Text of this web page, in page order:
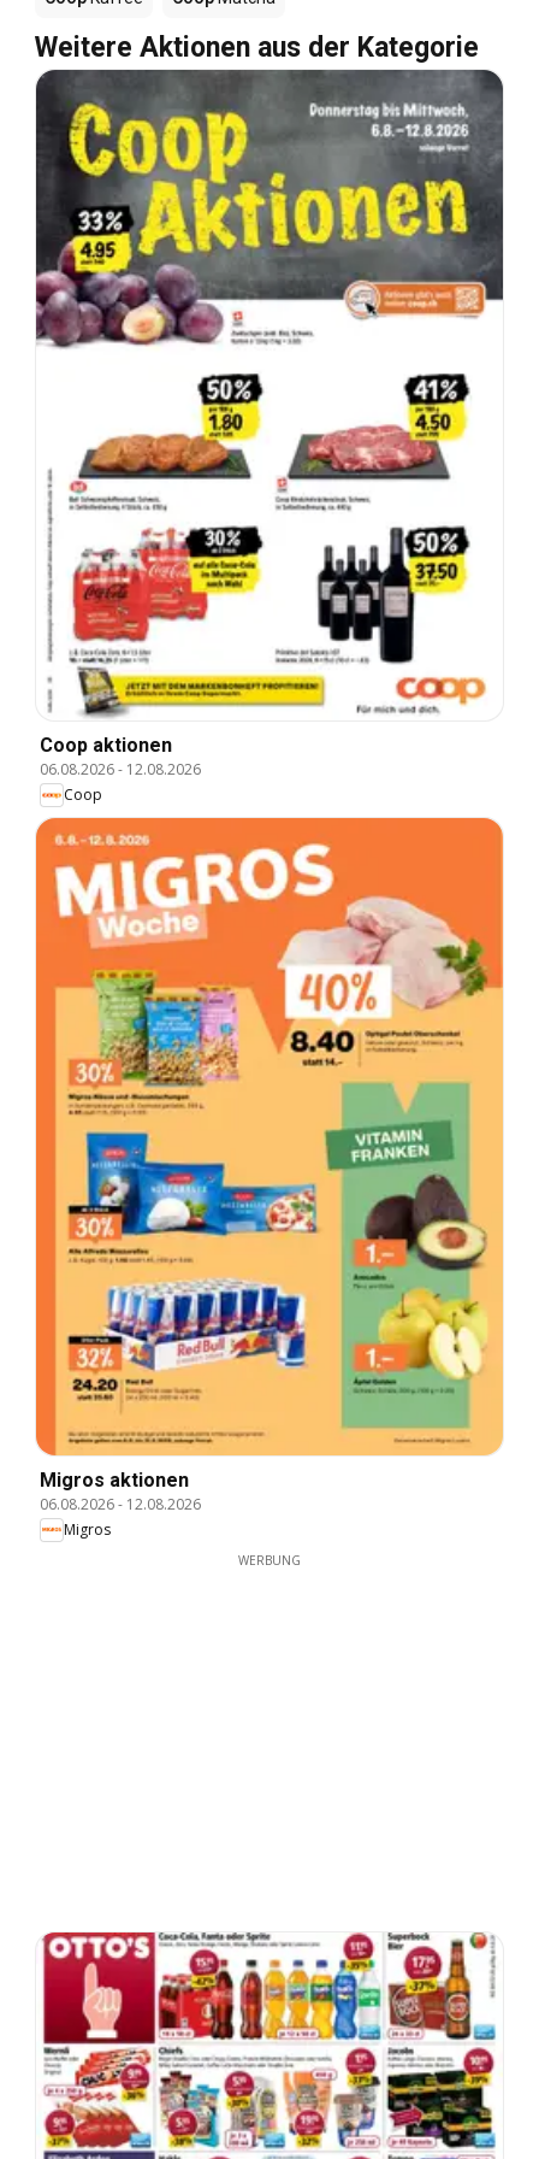
Weitere Aktionen aus der Kategorie
Coop aktionen
06.08.2026- 12.08.2026
Coop
Migros aktionen
06.08.2026- 12.08.2026
Migros
WERBUNG